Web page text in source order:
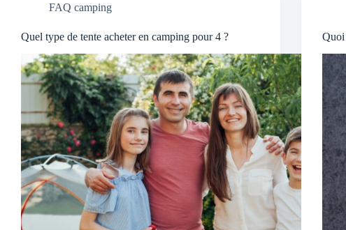
FAQ camping
Quel type de tente acheter en camping pour 4 ? Quoi